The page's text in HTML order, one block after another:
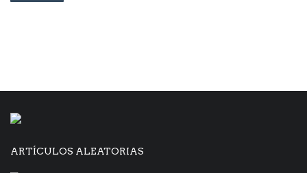
ARTÍCULOS ALEATORIAS